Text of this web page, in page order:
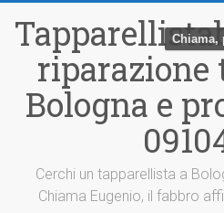
contenutoriparazione
Bologna e
Cerchi un tapparellista a
Chiama Eugenio, il fabbro
Chiama,